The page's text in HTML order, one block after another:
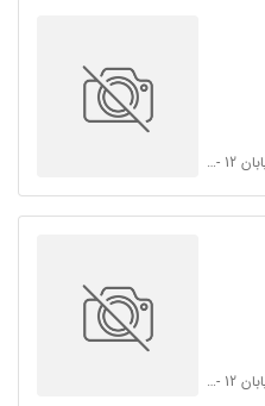
اصفهان - شهرک صنعتی محمود آباد - خیابان 12 - فرعی 12 و 14
اصفهان - شهرک صنعتی محمود آباد - خیابان 12 - فرعی 12 و 14